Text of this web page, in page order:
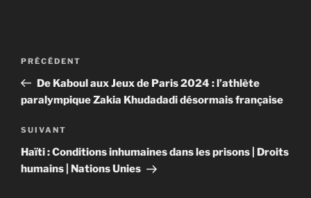
Navigation
l’article
Article
précédent
PRÉCÉDENT
De Kaboul aux Jeux de Paris 2024 : l’athlète
paralympique Zakia Khudadadi désormais française
Article
suivant
SUIVANT
Haïti : Conditions inhumaines dans les prisons | Droits
humains | Nations Unies